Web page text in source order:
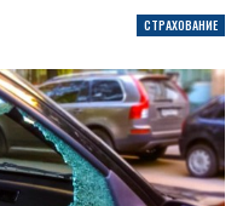
СТРАХОВАНИЕ